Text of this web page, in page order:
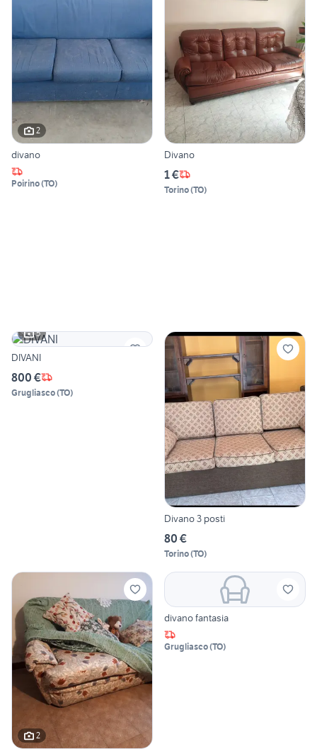
2
divano
Poirino(TO)
Divano
1 €
Torino(TO)
5
DIVANI
800 €
Grugliasco(TO)
Divano 3 posti
80 €
Torino(TO)
2
divano fantasia
Grugliasco(TO)